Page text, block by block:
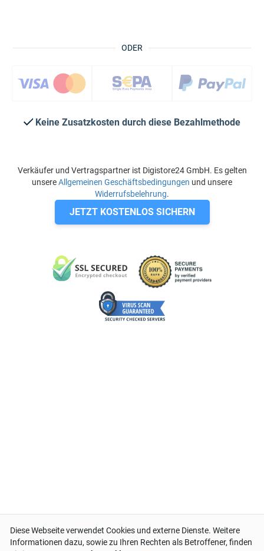
ODER
Keine Zusatzkosten durch diese Bezahlmethode
Verkäufer und Vertragspartner ist Digistore24 GmbH. Es gelten
unsereAllgemeinen Geschäftsbedingungen und unsere
Widerrufsbelehrung.
JETZT KOSTENLOS SICHERN